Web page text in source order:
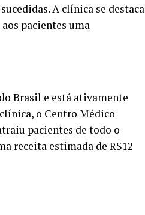
A clínica se destaca
pacientes uma
Brasil e está ativamente
o Centro Médico
pacientes de todo o
receita estimada de R$12